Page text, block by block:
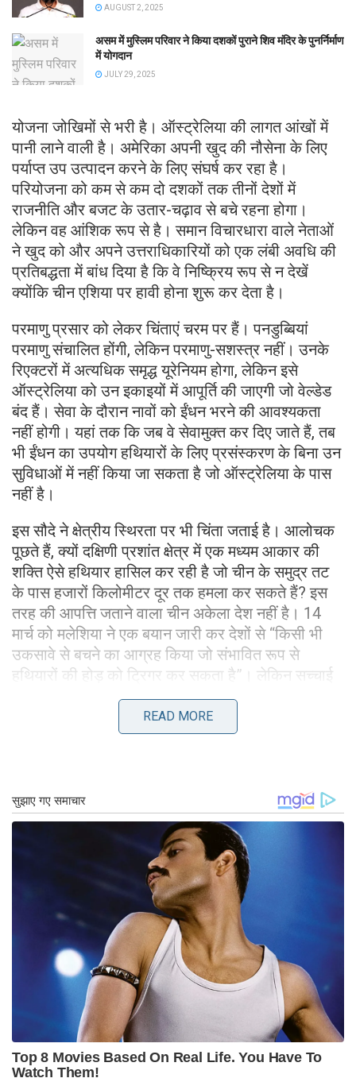
AUGUST 2, 2025
असम में मुस्लिम परिवार ने किया दशकों पुराने शिव मंदिर के पुनर्निर्माण
में योगदान
JULY 29, 2025
योजना जोखिमों से भरी है। ऑस्ट्रेलिया की लागत आंखों में
पानी लाने वाली है। अमेरिका अपनी खुद की नौसेना के लिए
पर्याप्त उप उत्पादन करने के लिए संघर्ष कर रहा है।
परियोजना को कम से कम दो दशकों तक तीनों देशों में
राजनीति और बजट के उतार-चढ़ाव से बचे रहना होगा।
लेकिन वह आंशिक रूप से है। समान विचारधारा वाले नेताओं
ने खुद को और अपने उत्तराधिकारियों को एक लंबी अवधि की
प्रतिबद्धता में बांध दिया है कि वे निष्क्रिय रूप से न देखें
क्योंकि चीन एशिया पर हावी होना शुरू कर देता है।
परमाणु प्रसार को लेकर चिंताएं चरम पर हैं। पनडुब्बियां
परमाणु संचालित होंगी, लेकिन परमाणु-सशस्त्र नहीं। उनके
रिएक्टरों में अत्यधिक समृद्ध यूरेनियम होगा, लेकिन इसे
ऑस्ट्रेलिया को उन इकाइयों में आपूर्ति की जाएगी जो वेल्डेड
बंद हैं। सेवा के दौरान नावों को ईंधन भरने की आवश्यकता
नहीं होगी। यहां तक ​​कि जब वे सेवामुक्त कर दिए जाते हैं, तब
भी ईंधन का उपयोग हथियारों के लिए प्रसंस्करण के बिना उन
सुविधाओं में नहीं किया जा सकता है जो ऑस्ट्रेलिया के पास
नहीं है।
इस सौदे ने क्षेत्रीय स्थिरता पर भी चिंता जताई है। आलोचक
पूछते हैं, क्यों दक्षिणी प्रशांत क्षेत्र में एक मध्यम आकार की
शक्ति ऐसे हथियार हासिल कर रही है जो चीन के समुद्र तट
के पास हजारों किलोमीटर दूर तक हमला कर सकते हैं? इस
तरह की आपत्ति जताने वाला चीन अकेला देश नहीं है। 14
मार्च को मलेशिया ने एक बयान जारी कर देशों से “किसी भी
उकसावे से बचने का आग्रह किया जो संभावित रूप से
हथियारों की होड़ को ट्रिगर कर सकता है”। लेकिन सच्चाई
यह है कि हथियारों की दौड़ बहुत पहले शुरू हो गई थी और
अकेले 2014 और 2018 के बीच, चीन की नौसेना- जो अब
दुनिया में सबसे बड़ी है- ने फ्रांस, जर्मनी या भारत की
नौसेनाओं की तुलना में अधिक कुल टन भार वाले युद्धपोत
लॉन्च किए। इसने पिछले 15 वर्षों में 12 परमाणु पनडुब्बियों का
निर्माण किया है, और अभी-अभी घोषणा की है कि यह इस वर्ष
रक्षा व्यय में लगभग 7% की वृद्धि करेगा। इन प्रवृत्तियों से
परेशान होने वाली ऑस्ट्रेलिया एकमात्र क्षेत्रीय शक्ति नहीं
है। जापान ने भी अपने पुन: शस्त्रीकरण में तेजी ला दी है।
श्री बिडेन को एशियाई गठजोड़ को किनारे करने के लिए
साहसिक कदम उठाने के लिए सराहना की जानी चाहिए क्योंकि
वह यूक्रेन के युद्ध के प्रयास के लिए अब तक $ 77 बिलियन
की सैन्य और वित्तीय सहायता असाधारण सहायता प्रदान
करता है। यह दर्शाता है कि अमेरिका को चीन को डराने के
READ MORE